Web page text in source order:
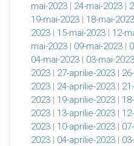
mai-2023 | 24-mai-2023 |
19-mai-2023 | 18-mai-2023
2023 | 15-mai-2023 | 12-
mai-2023 | 09-mai-2023 |
04-mai-2023 | 03-mai-2023
2023 | 27-aprilie-2023 |
2023 | 24-aprilie-2023 |
2023 | 19-aprilie-2023 |
2023 | 13-aprilie-2023 |
2023 | 10-aprilie-2023 |
2023 | 04-aprilie-2023 |